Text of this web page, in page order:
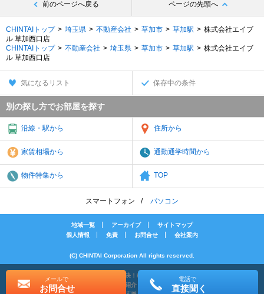
メールで
お問合せ
電話で
直接聞く
前のページへ戻る ページの先頭へ
CHINTAIトップ 埼玉県 不動産会社 草加市 草加駅
株式会社エイブ
ル 草加西口店
CHINTAIトップ
不動産会社 埼玉県 草加市 草加駅
株式会社エイブ
ル 草加西口店
気になるリスト 保存中の条件
別の探し方でお部屋を探す
沿線・駅から 住所から
家賃相場から 通勤通学時間から
物件特集から TOP
スマートフォン パソコン
地域一覧 アーカイブ
サイトマップ
個人情報
免責 お問合せ 会社案内
(C) CHINTAI Corporation All rights reserved.
[PR]賃貸物件の疑問解決！教えてエイブルAGENT
[PR]賃貸生活の工夫を紹介！CHINTAI情報局